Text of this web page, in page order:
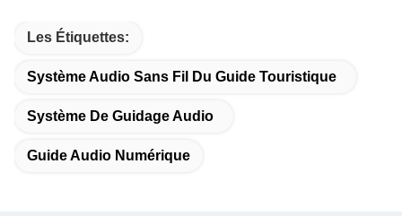
Les Étiquettes:
Système Audio Sans Fil Du Guide Touristique
Système De Guidage Audio
Guide Audio Numérique